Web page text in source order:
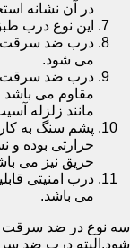
در آن نشانه
این نوع درب
درب ضد سرقت
می شود.
درب ضد سرقت
مقاوم می باشد
مانند زلزله
پشم سنگ به
حرارتی بوده
حریق نیز می
درب امنیتی
می باشد.
سه نوع در ضد سرقت
شود.البته درب ضد